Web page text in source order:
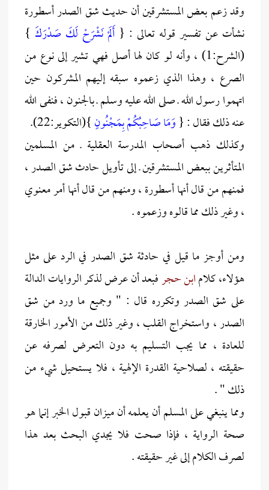
وقد زعم بعض المستشرقين أن حديث شق الصدر أسطورة
نشأت عن تفسير قوله تعالى : { أَلَمْ نَشْرَحْ لَكَ صَدْرَكَ }
(الشرح:1) ، وأنه لو كان لها أصل فهي تشير إلى نوع من
الصرع ، وهذا الذي زعموه سبقه إليهم المشركون حين
اتهموا رسول الله ـ صلى الله عليه وسلم ـ بالجنون ، فنفى الله
عنه ذلك فقال : {وَمَا صَاحِبُكُمْ بِمَجْنُونٍ}(التكوير:22).
وكذلك ذهب أصحاب المدرسة العقلية ـ من المسلمين
المتأثرين ببعض المستشرقين ـ إلى تأويل حادث شق الصدر ،
فمنهم من قال أنها أسطورة ، ومنهم من قال أنها أمر معنوي
، وغير ذلك مما قالوه وزعموه .
ومن أوجز ما قيل في حادثة شق الصدر في الرد على مثل
هؤلاء، كلامابن حجرفبعد أن عرض لذكر الروايات الدالة
على شق الصدر وتكرره قال : " وجميع ما ورد من شق
الصدر ، واستخراج القلب ، وغير ذلك من الأمور الخارقة
للعادة ، مما يجب التسليم به دون التعرض لصرفه عن
حقيقته ، لصلاحية القدرة الإلهية ، فلا يستحيل شيء من
ذلك " .
ومما ينبغي على المسلم أن يعلمه أن ميزان قبول الخبر إنما هو
صحة الرواية ، فإذا صحت فلا يجدي البحث بعد هذا
لصرف الكلام إلى غير حقيقته .